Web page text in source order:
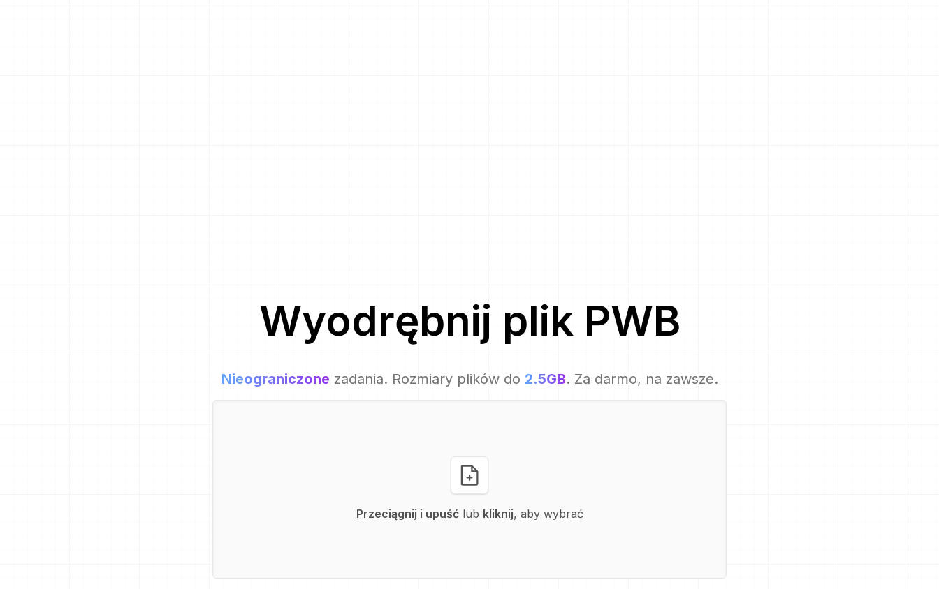
Wyodrębnij plik PWB
Nieograniczone zadania. Rozmiary plików do 2.5GB. Za darmo, na zawsze.
Przeciągnij i upuść lub kliknij, aby wybrać